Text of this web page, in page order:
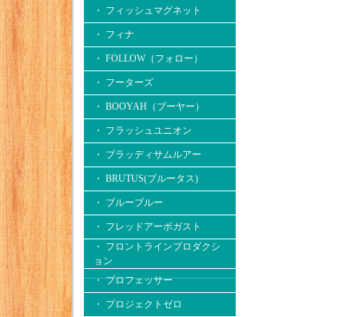
・ フィッシュマグネット
・ フィナ
・ FOLLOW（フォロー）
・ フーターズ
・ BOOYAH（ブーヤー）
・ フラッシュユニオン
・ ブラッディサムルアー
・ BRUTUS(ブルータス)
・ ブルーブルー
・ フレッドアーボガスト
・ フロントラインプロダクシ
ョン
・ プロフェッサー
・ プロジェクトゼロ